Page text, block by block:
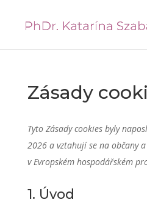
Zásady
Tyto Zásady cookies byly
2026 a vztahují se na občany
v Evropském hospodářském
1. Úvod